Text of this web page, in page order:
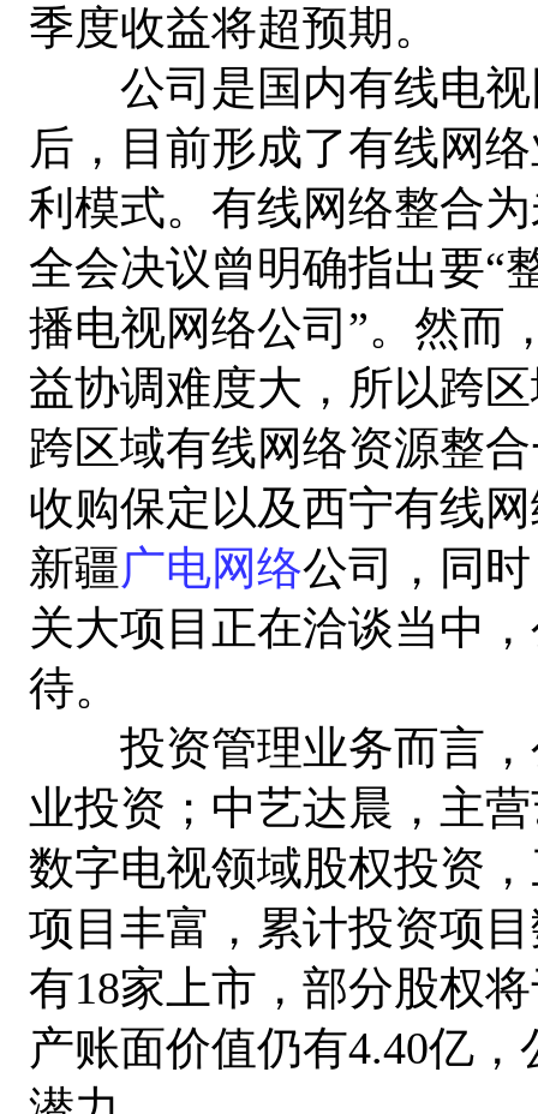
季度收益将超预期。
公司是国内有线电视
后，目前形成了有线网
利模式。有线网络整合
全会决议曾明确指出要“
播电视网络公司”。然而
益协调难度大，所以跨
跨区域有线网络资源整
收购保定以及西宁有线
新疆广电网络公司，同
关大项目正在洽谈当中
待。
投资管理业务而言，
业投资；中艺达晨，主
数字电视领域股权投资
项目丰富，累计投资项
有18家上市，部分股权
产账面价值仍有4.40亿